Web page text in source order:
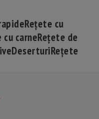
Rețete cu
cu carneRețete de
DeserturiRețete